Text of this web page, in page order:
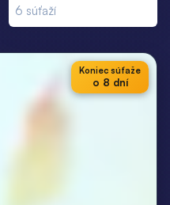
6 súťaží
Koniec súťaže
o 8 dní